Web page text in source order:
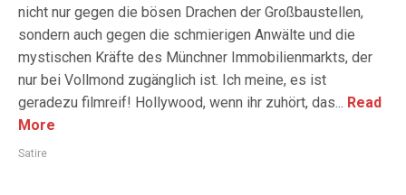
nicht nur gegen die bösen Drachen der Großbaustellen,
sondern auch gegen die schmierigen Anwälte und die
mystischen Kräfte des Münchner Immobilienmarkts, der
nur bei Vollmond zugänglich ist. Ich meine, es ist
geradezu filmreif! Hollywood, wenn ihr zuhört, das... Read
More
Satire